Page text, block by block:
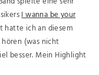
I wanna be your
ich an diesem
(was nicht
besser. Mein Highlight